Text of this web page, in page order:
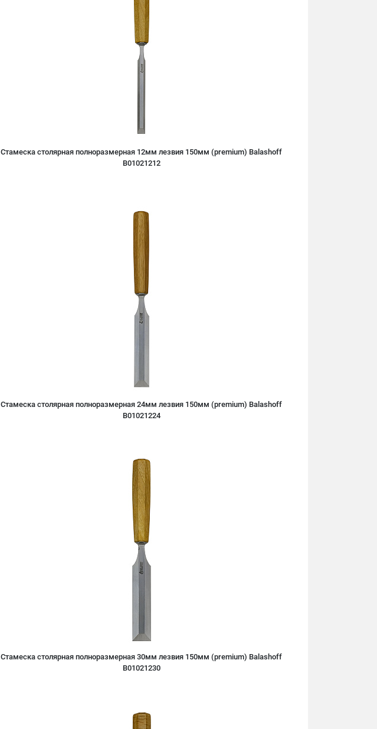
Стамеска столярная полноразмерная 12мм лезвия 150мм (premium) Balashoff
B01021212
Стамеска столярная полноразмерная 24мм лезвия 150мм (premium) Balashoff
B01021224
Стамеска столярная полноразмерная 30мм лезвия 150мм (premium) Balashoff
B01021230